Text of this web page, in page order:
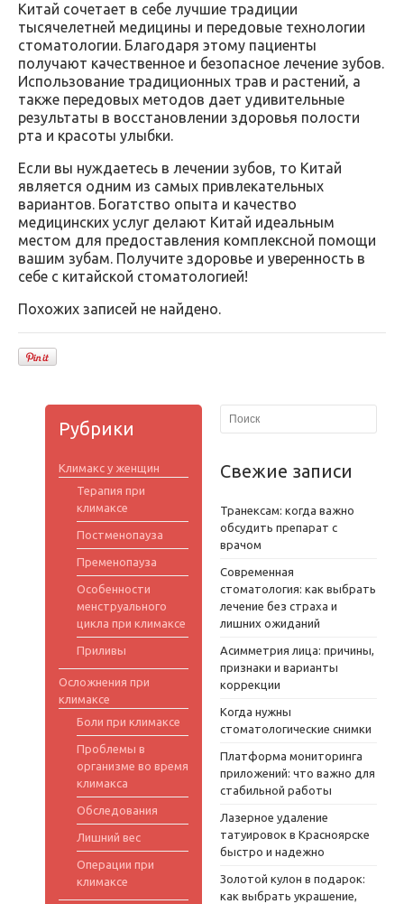
Китай сочетает в себе лучшие традиции
тысячелетней медицины и передовые технологии
стоматологии. Благодаря этому пациенты
получают качественное и безопасное лечение зубов.
Использование традиционных трав и растений, а
также передовых методов дает удивительные
результаты в восстановлении здоровья полости
рта и красоты улыбки.
Если вы нуждаетесь в лечении зубов, то Китай
является одним из самых привлекательных
вариантов. Богатство опыта и качество
медицинских услуг делают Китай идеальным
местом для предоставления комплексной помощи
вашим зубам. Получите здоровье и уверенность в
себе с китайской стоматологией!
Похожих записей не найдено.
Рубрики
Климакс у женщин
Терапия при
климаксе
Постменопауза
Пременопауза
Особенности
менструального
цикла при климаксе
Приливы
Осложнения при
климаксе
Боли при климаксе
Проблемы в
организме во время
климакса
Обследования
Лишний вес
Операции при
климаксе
Свежие записи
Транексам: когда важно
обсудить препарат с
врачом
Современная
стоматология: как выбрать
лечение без страха и
лишних ожиданий
Асимметрия лица: причины,
признаки и варианты
коррекции
Когда нужны
стоматологические снимки
Платформа мониторинга
приложений: что важно для
стабильной работы
Лазерное удаление
татуировок в Красноярске
быстро и надежно
Золотой кулон в подарок:
как выбрать украшение,